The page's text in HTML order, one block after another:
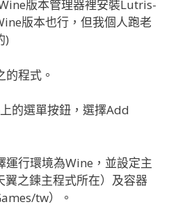
版本管理器裡安裝Lutris-
版本也行，但我個人跑老
)
程式。
的選單按鈕，選擇Add
運行環境為Wine，並設定主
翼之鍊主程式所在）及容器
tw）。